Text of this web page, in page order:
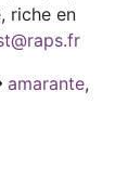
riche en
amarante,